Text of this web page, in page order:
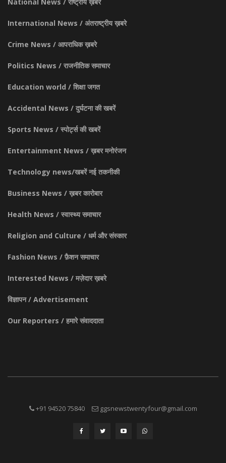
International News / अंतराष्ट्रीय ख़बरे
Crime News / आपराधिक ख़बरे
Politics News / राजनीतिक समाचार
Education world / शिक्षा जगत
Accidental News / दुर्घटना की खबरें
Sports News / स्पोर्ट्स की खबरें
Entertainment News / ख़बर मनोरंजन
Technology news/खबरें नई तकनीकी
Business News / ख़बर कारोबार
Health News / स्वास्थ्य समाचार
Religion and Culture / धर्म और संस्कार
Fashion News / फ़ैशन समाचार
Interested News / मज़ेदार ख़बरे
विज्ञापन / Advertisement
Our Reporters / हमारे संवाददाता
+91 94520 75840 ggsnewstwentyfour@gmail.com